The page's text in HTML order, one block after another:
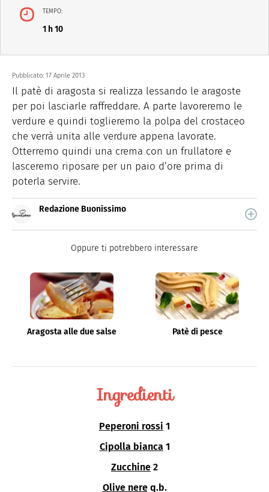
TEMPO:
1 h 10
Pubblicato: 17 Aprile 2013
Il patè di aragosta si realizza lessando le aragoste
per poi lasciarle raffreddare. A parte lavoreremo le
verdure e quindi toglieremo la polpa del crostaceo
che verrà unita alle verdure appena lavorate.
Otterremo quindi una crema con un frullatore e
lasceremo riposare per un paio d’ore prima di
poterla servire.
Redazione Buonissimo
quale trovi idee veloci, facili e spiegate passo passo.
Oppure ti potrebbero interessare
Aragosta alle due salse Patè di pesce
Ingredienti
Peperoni rossi 1
Cipolla bianca 1
Zucchine 2
Olive nere q.b.